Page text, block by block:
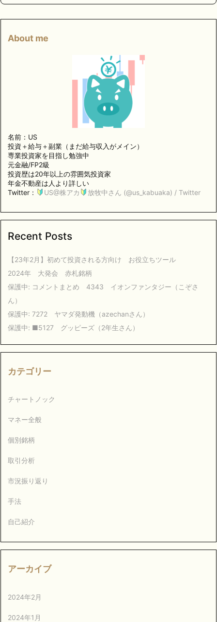
About me
名前：US
投資＋給与＋副業（まだ給与収入がメイン）
専業投資家を目指し勉強中
元金融/FP2級
投資歴は20年以上の雰囲気投資家
年金不動産は人より詳しい
Twitter：
US@株アカ 放牧中さん (@us_kabuaka) / Twitter
Recent Posts
【23年2月】初めて投資される方向け お役立ちツール
2024年 大発会 赤札銘柄
保護中: コメントまとめ 4343 イオンファンタジー（こぞさ
ん）
保護中: 7272 ヤマダ発動機（azechanさん）
保護中: ■5127 グッピーズ（2年生さん）
カテゴリー
チャートノック
マネー全般
個別銘柄
取引分析
市況振り返り
手法
自己紹介
アーカイブ
2024年2月
2024年1月